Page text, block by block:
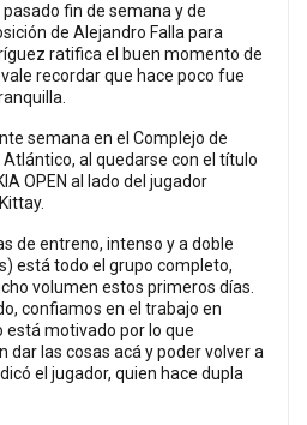
fin de semana y de
de Alejandro Falla para
ratifica el buen momento de
recordar que hace poco fue
semana en el Complejo de
al quedarse con el título
OPEN al lado del jugador
de entreno, intenso y a doble
está todo el grupo completo,
volumen estos primeros días.
confiamos en el trabajo en
está motivado por lo que
dar las cosas acá y poder volver a
el jugador, quien hace dupla